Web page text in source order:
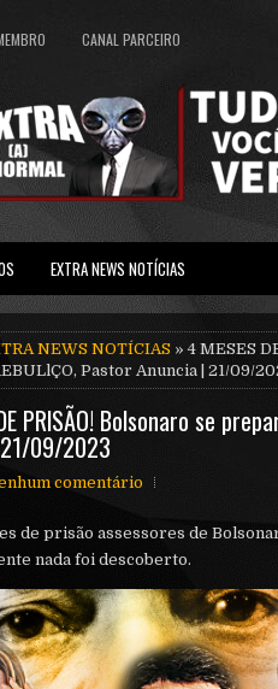
CANAL PARCEIRO
EXTRA NEWS NOTÍCIAS
NEWS NOTÍCIAS » 4 MESES
Pastor Anuncia | 21/09/
PRlSÃO! Bolsonaro se
09/2023
comentário
de prisão assessores de
nada foi descoberto.